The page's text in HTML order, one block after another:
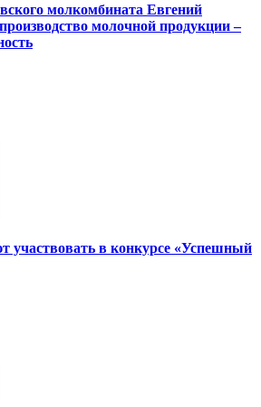
молкомбината Евгений
молочной продукции –
участвовать в конкурсе «Успешный